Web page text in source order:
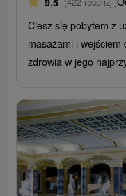
Ciesz się pobytem z
masażami i
zdrowia w jego